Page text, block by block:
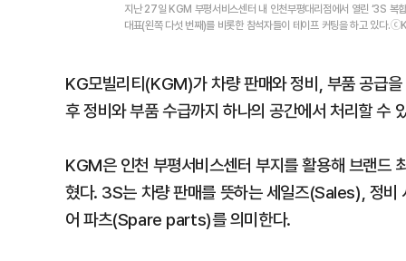
지난 27일 KGM 부평서비스센터 내 인천부평대리점에서 열린 ‘3S 복
대표(왼쪽 다섯 번째)를 비롯한 참석자들이 테이프 커팅을 하고 있다
KG모빌리티(KGM)가 차량 판매와 정비, 부품 공급
후 정비와 부품 수급까지 하나의 공간에서 처리할 수
KGM은 인천 부평서비스센터 부지를 활용해 브랜드
혔다. 3S는 차량 판매를 뜻하는 세일즈(Sales), 정
어 파츠(Spare parts)를 의미한다.